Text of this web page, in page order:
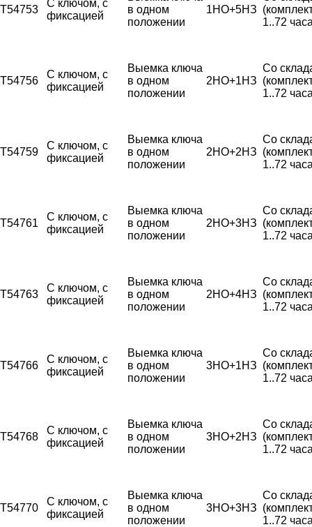
T54753
С ключом, с
фиксацией
в одном
положении
1НО+5НЗ
1..72
T54756
С ключом, с
фиксацией
Выемка ключа
в одном
положении
2НО+1НЗ
Со
1..72
T54759
С ключом, с
фиксацией
Выемка ключа
в одном
положении
2НО+2НЗ
Со
1..72
T54761
С ключом, с
фиксацией
Выемка ключа
в одном
положении
2НО+3НЗ
Со
1..72
T54763
С ключом, с
фиксацией
Выемка ключа
в одном
положении
2НО+4НЗ
Со
1..72
T54766
С ключом, с
фиксацией
Выемка ключа
в одном
положении
3НО+1НЗ
Со
1..72
T54768
С ключом, с
фиксацией
Выемка ключа
в одном
положении
3НО+2НЗ
Со
1..72
T54770
С ключом, с
фиксацией
Выемка ключа
в одном
положении
3НО+3НЗ
Со
1..72